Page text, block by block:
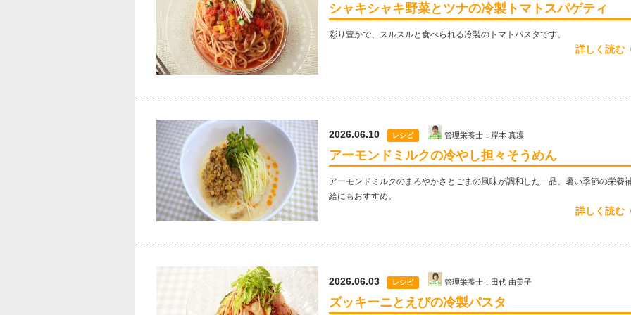
シャキシャキ野菜とツナの冷製トマトスパゲティ
彩り豊かで、スルスルと食べられる冷製のトマトパスタです。
詳しく読む
2026.06.10 レシピ 管理栄養士：岸本 真凜
アーモンドミルクの冷やし担々そうめん
アーモンドミルクのまろやかさとごまの風味が調和した一品。暑い季節の栄養
給にもおすすめ。
詳しく読む
2026.06.03 レシピ 管理栄養士：田代 由美子
ズッキーニとえびの冷製パスタ